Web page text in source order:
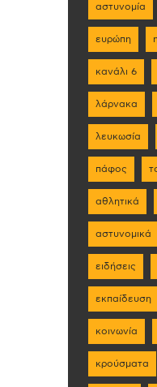
αστυνομία
ευρώπη
κανάλι 6
λάρνακα
λευκωσία
πάφος
αθλητικά
αστυνομικά
ειδήσεις
εκπαίδευση
κοινωνία
κρούσματα